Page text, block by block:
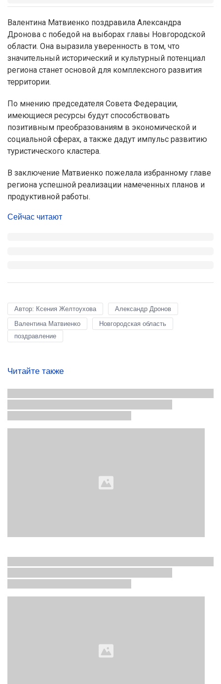
Валентина Матвиенко поздравила Александра
Дронова с победой на выборах главы Новгородской
области. Она выразила уверенность в том, что
значительный исторический и культурный потенциал
региона станет основой для комплексного развития
территории.
По мнению председателя Совета Федерации,
имеющиеся ресурсы будут способствовать
позитивным преобразованиям в экономической и
социальной сферах, а также дадут импульс развитию
туристического кластера.
В заключение Матвиенко пожелала избранному главе
региона успешной реализации намеченных планов и
продуктивной работы.
Сейчас читают
Автор: Ксения Желтоухова
Александр Дронов
Валентина Матвиенко
Новгородская область
поздравление
Читайте также